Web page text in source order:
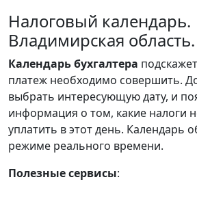
Налоговый календарь.
Владимирская
Календарьбухгалтера
платеж необходимо совершить.
выбрать интересующую дату, и
информация о том, какие налоги
уплатить в этот день. Календарь
режиме реального времени.
Полезные сервисы: